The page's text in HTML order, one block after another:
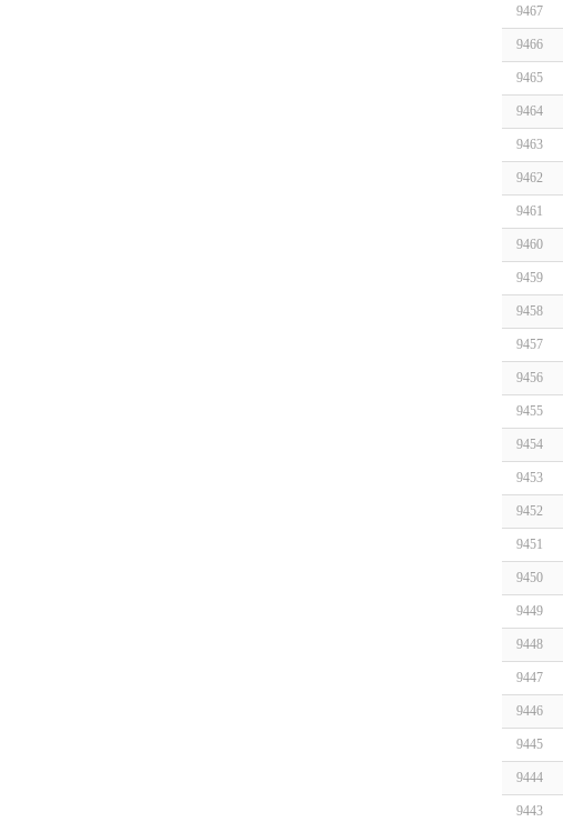
9467
9466
9465
9464
9463
9462
9461
9460
9459
9458
9457
9456
9455
9454
9453
9452
9451
9450
9449
9448
9447
9446
9445
9444
9443